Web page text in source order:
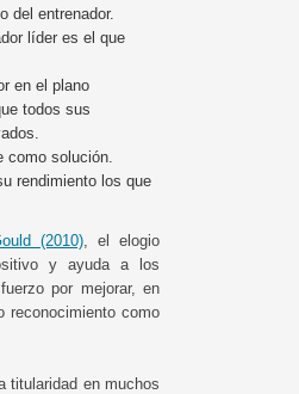
del entrenador.
líder es el que
en el plano
todos sus
como solución.
rendimiento los que
(2010), el elogio
y ayuda a los
por mejorar, en
reconocimiento como
titularidad en muchos